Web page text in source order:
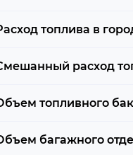
топлива в
расход
топливного
багажного